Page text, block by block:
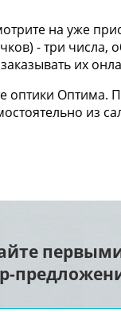
на уже
- три
их
оптики
из